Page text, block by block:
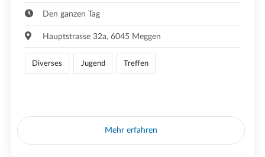
Den ganzen Tag
Hauptstrasse 32a, 6045 Meggen
Diverses Jugend Treffen
Mehr erfahren